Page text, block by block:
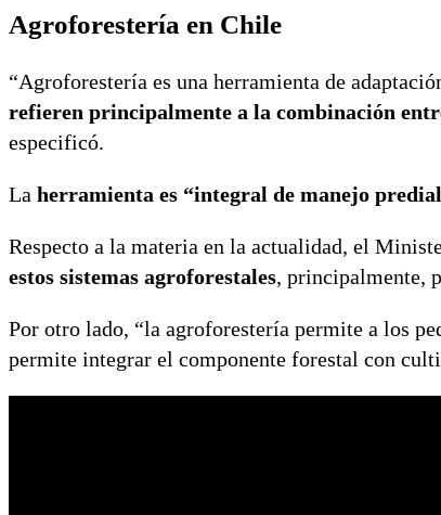
Agroforestería en Chile
“Agroforestería es una herramienta de
refieren principalmente a la combinación
especificó.
La herramienta es “integral de manejo predial
Respecto a la materia en la actualidad, el
estos sistemas agroforestales, principalmente,
Por otro lado, “la agroforestería permite a los
permite integrar el componente forestal con